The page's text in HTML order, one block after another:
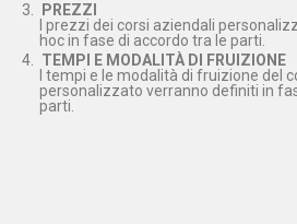
PREZZI
I prezzi dei corsi aziendali
hoc in fase di accordo tra le parti.
TEMPI E MODALITÀ DI FRUIZIONE
I tempi e le modalità di fruizione del
personalizzato verranno definiti in
parti.